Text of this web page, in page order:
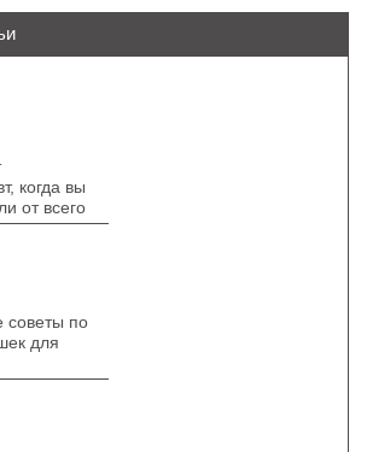
когда вы
от всего
советы по
для